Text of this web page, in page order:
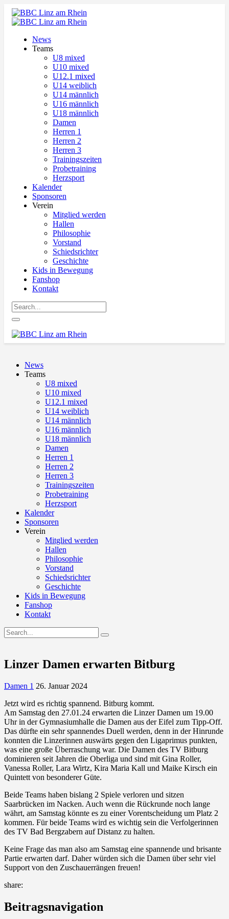
News
Teams
U8 mixed
U10 mixed
U12.1 mixed
U14 weiblich
U14 männlich
U16 männlich
U18 männlich
Damen
Herren 1
Herren 2
Herren 3
Trainingszeiten
Probetraining
Herzsport
Kalender
Sponsoren
Verein
Mitglied werden
Hallen
Philosophie
Vorstand
Schiedsrichter
Geschichte
Kids in Bewegung
Fanshop
Kontakt
News
Teams
U8 mixed
U10 mixed
U12.1 mixed
U14 weiblich
U14 männlich
U16 männlich
U18 männlich
Damen
Herren 1
Herren 2
Herren 3
Trainingszeiten
Probetraining
Herzsport
Kalender
Sponsoren
Verein
Mitglied werden
Hallen
Philosophie
Vorstand
Schiedsrichter
Geschichte
Kids in Bewegung
Fanshop
Kontakt
Linzer Damen erwarten Bitburg
Damen 1 26. Januar 2024
Jetzt wird es richtig spannend. Bitburg kommt.
Am Samstag den 27.01.24 erwarten die Linzer Damen um 19.00
Uhr in der Gymnasiumhalle die Damen aus der Eifel zum Tipp-Off.
Das dürfte ein sehr spannendes Duell werden, denn in der Hinrunde
konnten die Linzerinnen auswärts gegen den Ligaprimus punkten,
was eine große Überraschung war. Die Damen des TV Bitburg
dominieren seit Jahren die Oberliga und sind mit Gina Roller,
Vanessa Roller, Lara Wirtz, Kira Maria Kall und Maike Kirsch ein
Quintett von besonderer Güte.
Beide Teams haben bislang 2 Spiele verloren und sitzen
Saarbrücken im Nacken. Auch wenn die Rückrunde noch lange
währt, am Samstag könnte es zu einer Vorentscheidung um Platz 2
kommen. Für beide Teams wird es wichtig sein die Verfolgerinnen
des TV Bad Bergzabern auf Distanz zu halten.
Keine Frage das man also am Samstag eine spannende und brisante
Partie erwarten darf. Daher würden sich die Damen über sehr viel
Support von den Zuschauerrängen freuen!
share:
Beitragsnavigation